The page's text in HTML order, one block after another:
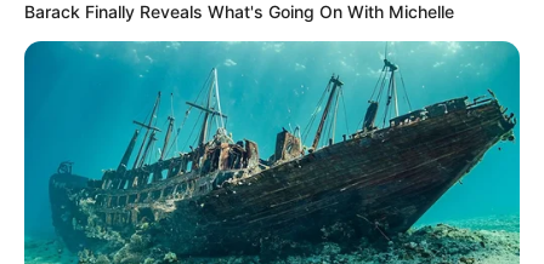
Barack Finally Reveals What's Going On With Michelle